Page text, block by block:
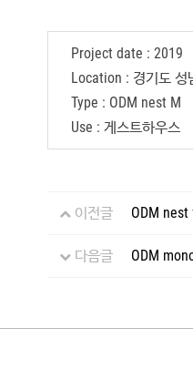
Project date : 2019
Location : 경기도 성
Type : ODM nest M
Use : 게스트하우스
이전글 ODM
다음글 ODM